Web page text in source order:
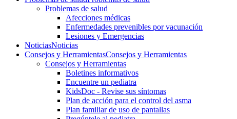
Problemas de salud
Afecciones médicas
Enfermedades prevenibles por vacunación
Lesiones y Emergencias
NoticiasNoticias
Consejos y HerramientasConsejos y Herramientas
Consejos y Herramientas
Boletines informativos
Encuentre un pediatra
KidsDoc - Revise sus síntomas
Plan de acción para el control del asma
Plan familiar de uso de pantallas